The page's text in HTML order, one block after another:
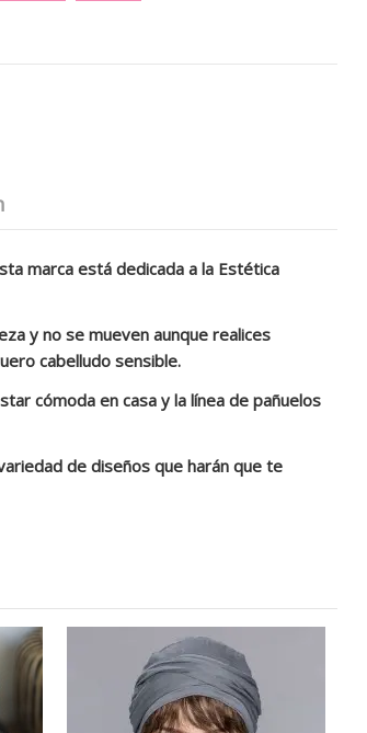
marca está dedicada a la Estética
y no se mueven aunque realices
cabelludo sensible.
cómoda en casa y la línea de pañuelos
de diseños que harán que te